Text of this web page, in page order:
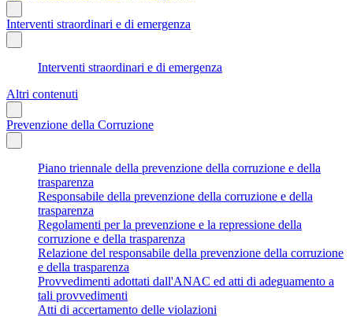
Interventi straordinari e di emergenza
Interventi straordinari e di emergenza
Altri contenuti
Prevenzione della Corruzione
Piano triennale della prevenzione della corruzione e della
trasparenza
Responsabile della prevenzione della corruzione e della
trasparenza
Regolamenti per la prevenzione e la repressione della
corruzione e della trasparenza
Relazione del responsabile della prevenzione della corruzione
e della trasparenza
Provvedimenti adottati dall'ANAC ed atti di adeguamento a
tali provvedimenti
Atti di accertamento delle violazioni